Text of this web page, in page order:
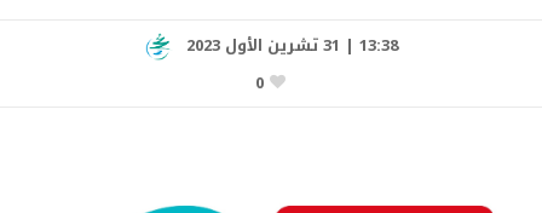
13:38 | 31 تشرين الأول 2023
0